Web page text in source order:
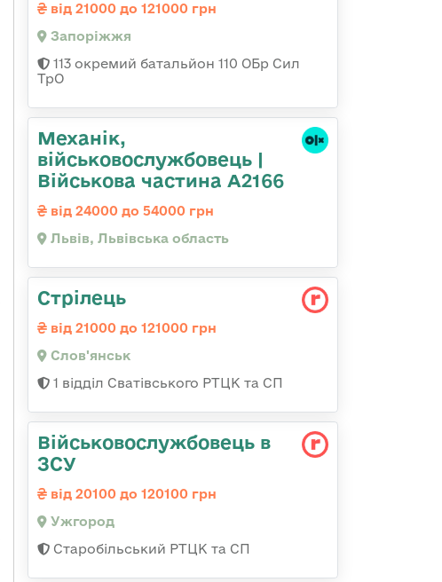
від 21000 до 121000 грн
Запоріжжя
113 окремий батальйон 110 ОБр Сил
ТрО
Механік,
військовослужбовець |
Військова частина А2166
від 24000 до 54000 грн
Львів, Львівська область
Стрілець
від 21000 до 121000 грн
Слов'янськ
1 відділ Сватівського РТЦК та СП
Військовослужбовець в
ЗСУ
від 20100 до 120100 грн
Ужгород
Старобільський РТЦК та СП